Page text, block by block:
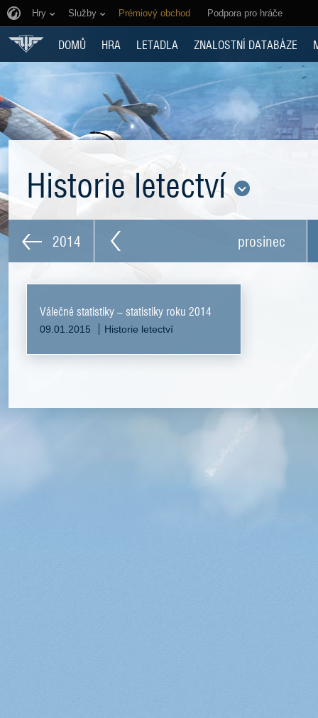
Hry Služby Prémiový obchod Podpora pro hráče
DOMŮ HRA LETADLA ZNALOSTNÍ DATABÁZE
Historie letectví
2014 prosinec
Válečné statistiky – statistiky roku 2014
09.01.2015 Historie letectví